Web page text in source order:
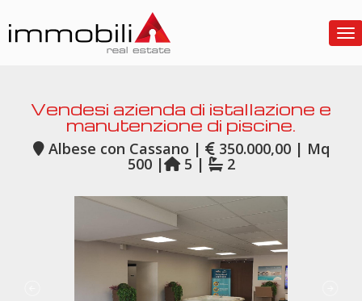
Vendesi azienda di istallazione e
manutenzione di piscine.
Albese con Cassano | 350.000,00 | Mq
500 | 5 | 2